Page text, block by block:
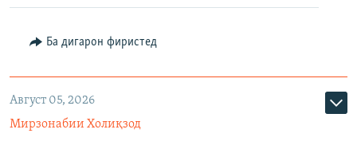
Ба дигарон фиристед
Август 05, 2026
Мирзонабии Холиқзод